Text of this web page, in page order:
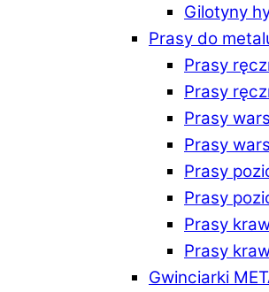
Gilotyny
Prasy do
Prasy
Prasy
Prasy
Prasy
Prasy
Prasy
Prasy
Prasy
Gwinciarki